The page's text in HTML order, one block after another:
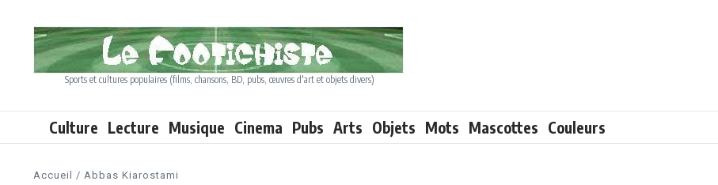
Sports et cultures populaires (films, chansons, BD, pubs, œuvres d'art et objets divers)
Culture Lecture Musique Cinema Pubs Arts Objets Mots Mascottes Couleurs
Accueil / Abbas Kiarostami